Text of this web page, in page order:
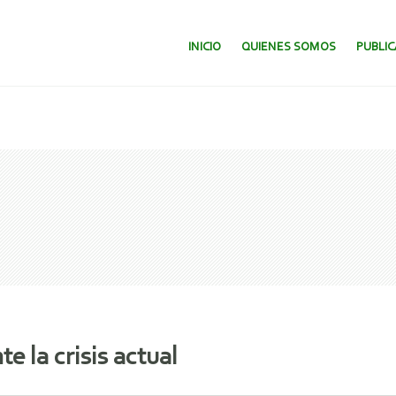
SALTAR AL CONTENIDO.
INICIO QUIENES SOMOS
la crisis actual